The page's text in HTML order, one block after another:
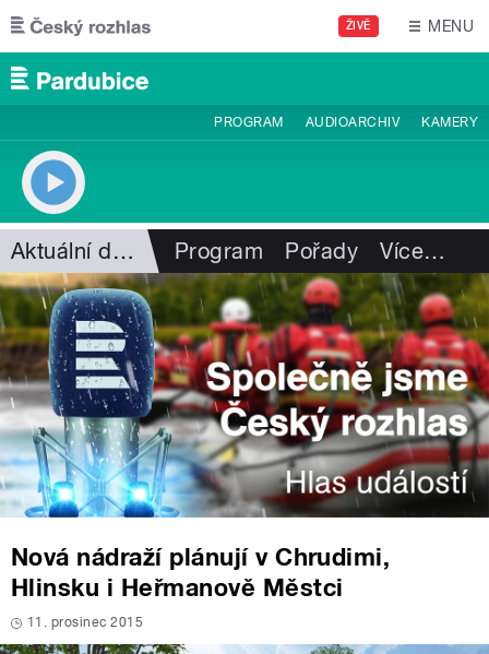
Přejít k hlavnímu obsahu
ŽIVĚ MENU
PROGRAM AUDIOARCHIV KAMERY
Aktuální dění Program Pořady Více…
Nová nádraží plánují v Chrudimi,
Hlinsku i Heřmanově Městci
11. prosinec 2015